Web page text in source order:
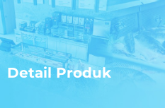
Detail Produk